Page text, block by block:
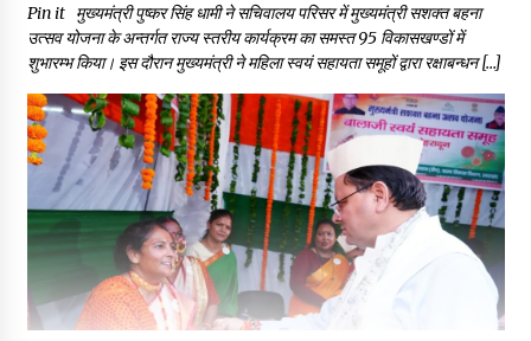
Pin it मुख्यमंत्री पुष्कर सिंह धामी ने सचिवालय परिसर में मुख्यमंत्री सशक्त बहना
उत्सव योजना के अन्तर्गत राज्य स्तरीय कार्यक्रम का समस्त 95 विकासखण्डों में
शुभारम्भ किया। इस दौरान मुख्यमंत्री ने महिला स्वयं सहायता समूहों द्वारा रक्षाबन्धन […]